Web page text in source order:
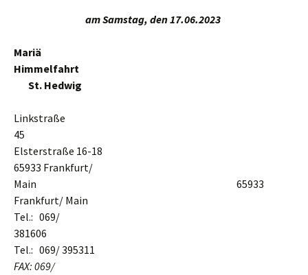
am Samstag, den 17.06.2023
Mariä
Himmelfahrt
St. Hedwig
Linkstraße
45
Elsterstraße 16-18
65933 Frankfurt/
Main 65933
Frankfurt/ Main
Tel.: 069/
381606
Tel.: 069/ 395311
FAX: 069/